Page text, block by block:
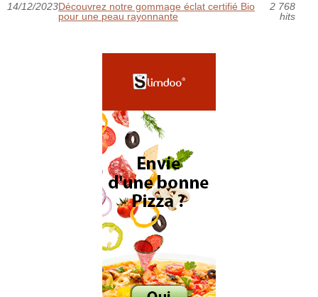
14/12/2023Découvrez notre gommage éclat certifié Bio
pour une peau rayonnante
2 768
hits